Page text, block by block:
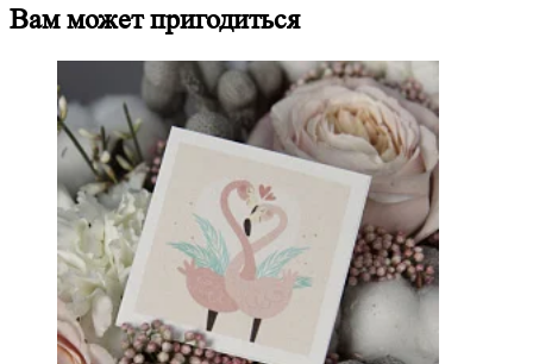
Вам может пригодиться